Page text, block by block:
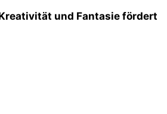
und Fantasie fördert